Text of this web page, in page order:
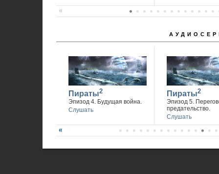
Пираты2
Эпизод 4. Будущая война.
Слушать
Пираты2
Эпизод 5.
предательство.
Слушать